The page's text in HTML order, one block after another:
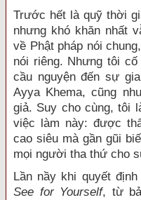
Trước hết là quỹ thời
nhưng khó khăn nhất
về Phật pháp nói
nói riêng. Nhưng tôi
cầu nguyện đến sự
Ayya Khema, cũng
giả. Suy cho cùng, tôi
việc làm này: được
cao siêu mà gần gũi
mọi người tha thứ cho
Lần nầy khi quyết
See for Yourself, từ